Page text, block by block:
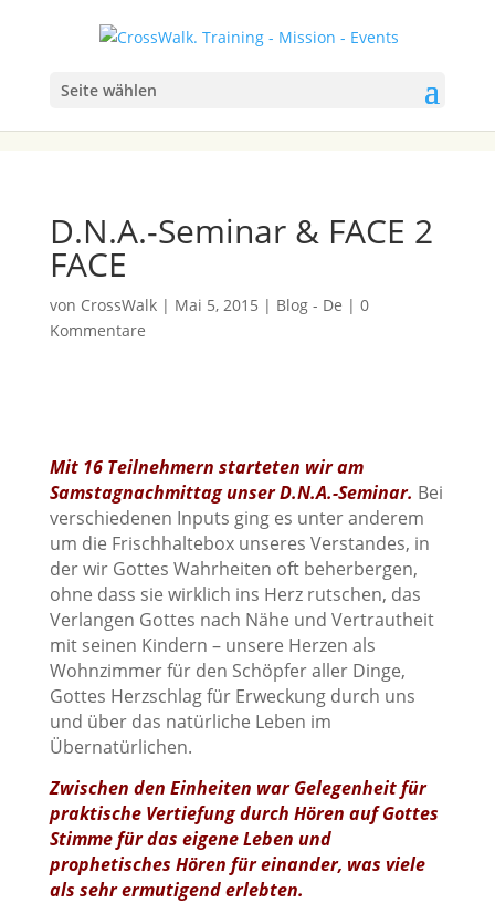
Seite wählen
D.N.A.-Seminar & FACE 2
FACE
von CrossWalk| Mai 5, 2015 | Blog - De | 0
Kommentare
Mit 16 Teilnehmern starteten wir am
Samstagnachmittag unser D.N.A.-Seminar. Bei
verschiedenen Inputs ging es unter anderem
um die Frischhaltebox unseres Verstandes, in
der wir Gottes Wahrheiten oft beherbergen,
ohne dass sie wirklich ins Herz rutschen, das
Verlangen Gottes nach Nähe und Vertrautheit
mit seinen Kindern – unsere Herzen als
Wohnzimmer für den Schöpfer aller Dinge,
Gottes Herzschlag für Erweckung durch uns
und über das natürliche Leben im
Übernatürlichen.
Zwischen den Einheiten war Gelegenheit für
praktische Vertiefung durch Hören auf Gottes
Stimme für das eigene Leben und
prophetisches Hören für einander, was viele
als sehr ermutigend erlebten.